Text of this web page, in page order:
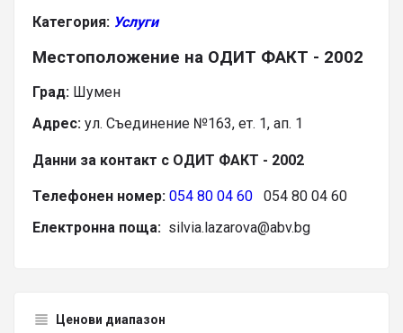
Категория: Услуги
Местоположение на ОДИТ ФАКТ - 2002
Град: Шумен
Адрес: ул. Съединение №163, ет. 1, ап. 1
Данни за контакт с ОДИТ ФАКТ - 2002
Телефонен номер: 054 80 04 60 054 80 04 60
Електронна поща: silvia.lazarova@abv.bg
Ценови диапазон